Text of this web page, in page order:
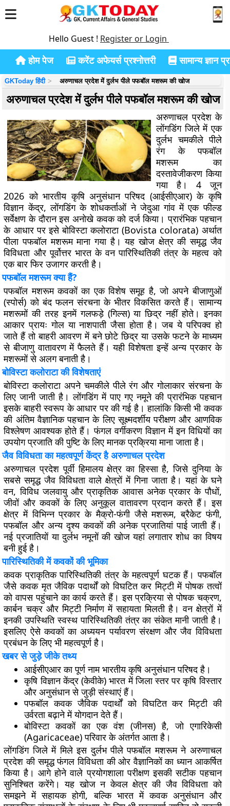
Hello Guest ! Register or Login
होम पेज करेंट अफेयर्स प्रश्नोत्तरी सामान्य ज्ञान
GKToday हिंदी अरुणाचल प्रदेश में दुर्लभ पीले पफबॉल मशरूम की खोज
अरुणाचल प्रदेश में दुर्लभ पीले पफबॉल मशरूम की खोज
अरुणाचल प्रदेश के
लोंगडिंग जिले में एक
दुर्लभ चमकीले पीले
रंग के पफबॉल
मशरूम का
दस्तावेजीकरण किया
गया है। 4 जून
2026 को भारतीय कृषि अनुसंधान परिषद (आईसीएआर) के कृषि
विज्ञान केंद्र, लोंगडिंग के शोधकर्ताओं ने जेदुआ गांव में एक फील्ड
सर्वेक्षण के दौरान इस अनोखे कवक को दर्ज किया। प्रारंभिक पहचान
के आधार पर इसे बोविस्टा कलोराटा (Bovista colorata) अर्थात
पीला पफबॉल मशरूम माना गया है। यह खोज क्षेत्र की समृद्ध जैव
विविधता और पूर्वोत्तर भारत के वन पारिस्थितिकी तंत्र के महत्व को
एक बार फिर उजागर करती है।
पफबॉल मशरूम क्या हैं?
पफबॉल मशरूम कवकों का एक विशेष समूह है, जो अपने बीजाणुओं
(स्पोर्स) को बंद फलन संरचना के भीतर विकसित करते हैं। सामान्य
मशरूमों की तरह इनमें गलफड़े (गिल्स) या छिद्र नहीं होते। इनका
आकार प्रायः गोल या नाशपाती जैसा होता है। जब ये परिपक्व हो
जाते हैं तो बाहरी आवरण में बने छोटे छिद्र या उसके फटने के माध्यम
से बीजाणु वातावरण में फैलते हैं। यही विशेषता इन्हें अन्य प्रकार के
मशरूमों से अलग बनाती है।
बोविस्टा कलोराटा की विशेषताएं
बोविस्टा कलोराटा अपने चमकीले पीले रंग और गोलाकार संरचना के
लिए जानी जाती है। लोंगडिंग में पाए गए नमूने की प्रारंभिक पहचान
इसके बाहरी स्वरूप के आधार पर की गई है। हालांकि किसी भी कवक
की अंतिम वैज्ञानिक पहचान के लिए सूक्ष्मदर्शीय परीक्षण और आणविक
विश्लेषण आवश्यक होते हैं। फंगल वर्गीकरण विज्ञान में इन विधियों का
उपयोग प्रजाति की पुष्टि के लिए मानक प्रक्रिया माना जाता है।
जैव विविधता का महत्वपूर्ण केंद्र है अरुणाचल प्रदेश
अरुणाचल प्रदेश पूर्वी हिमालय क्षेत्र का हिस्सा है, जिसे दुनिया के
सबसे समृद्ध जैव विविधता वाले क्षेत्रों में गिना जाता है। यहां के घने
वन, विविध जलवायु और प्राकृतिक आवास अनेक प्रकार के पौधों,
जीवों और कवकों के लिए अनुकूल वातावरण प्रदान करते हैं। इस
क्षेत्र में विभिन्न प्रकार के मैक्रो-फंगी जैसे मशरूम, ब्रैकेट फंगी,
पफबॉल और अन्य दृश्य कवकों की अनेक प्रजातियां पाई जाती हैं।
नई प्रजातियों या दुर्लभ नमूनों की खोज यहां लगातार शोध का विषय
बनी हुई है।
पारिस्थितिकी में कवकों की भूमिका
कवक प्राकृतिक पारिस्थितिकी तंत्र के महत्वपूर्ण घटक हैं। पफबॉल
जैसे कवक मृत जैविक पदार्थों को विघटित कर मिट्टी में पोषक तत्वों
को वापस पहुंचाने का कार्य करते हैं। इस प्रक्रिया से पोषक चक्रण,
कार्बन चक्र और मिट्टी निर्माण में सहायता मिलती है। वन क्षेत्रों में
इनकी उपस्थिति स्वस्थ पारिस्थितिकी तंत्र का संकेत मानी जाती है।
इसलिए ऐसे कवकों का अध्ययन पर्यावरण संरक्षण और जैव विविधता
प्रबंधन के लिए भी महत्वपूर्ण है।
खबर से जुड़े जीके तथ्य
आईसीएआर का पूर्ण नाम भारतीय कृषि अनुसंधान परिषद है।
कृषि विज्ञान केंद्र (केवीके) भारत में जिला स्तर पर कृषि विस्तार
और अनुसंधान से जुड़ी संस्थाएं हैं।
पफबॉल कवक जैविक पदार्थों को विघटित कर मिट्टी की
उर्वरता बढ़ाने में योगदान देते हैं।
बोविस्टा कवकों का एक वंश (जीनस) है, जो एगारिकेसी
(Agaricaceae) परिवार के अंतर्गत आता है।
लोंगडिंग जिले में मिले इस दुर्लभ पीले पफबॉल मशरूम ने अरुणाचल
प्रदेश की समृद्ध फंगल विविधता की ओर वैज्ञानिकों का ध्यान आकर्षित
किया है। आगे होने वाले प्रयोगशाला परीक्षण इसकी सटीक पहचान
सुनिश्चित करेंगे। यह खोज न केवल क्षेत्र की जैव विविधता को
समझने में सहायक होगी, बल्कि भारत में कवक अनुसंधान और